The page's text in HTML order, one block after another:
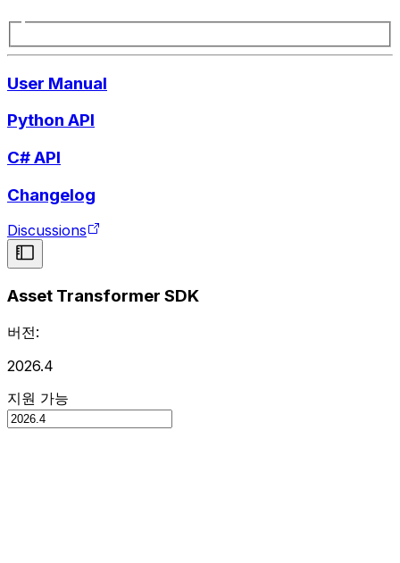
User Manual
Python API
C# API
Changelog
Discussions
Asset Transformer SDK
버전:
2026.4
지원 가능